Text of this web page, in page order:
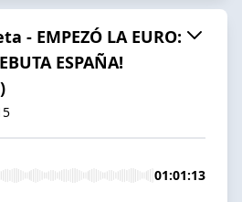
- EMPEZÓ LA EURO:
ESPAÑA!
01:01:13